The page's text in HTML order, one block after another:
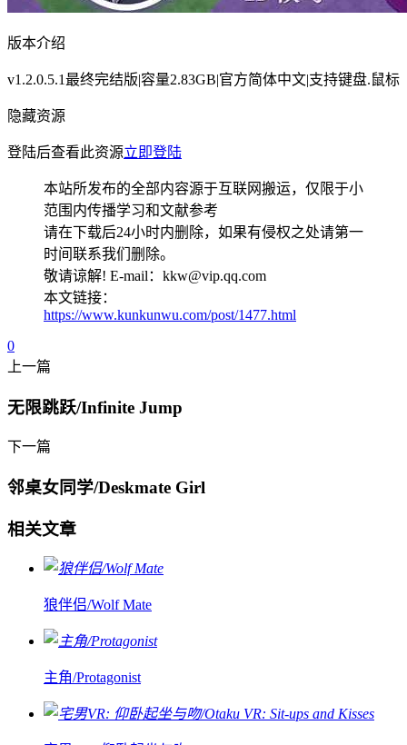
版本介绍
v1.2.0.5.1最终完结版|容量2.83GB|官方简体中文|支持键盘.鼠标
隐藏资源
登陆后查看此资源立即登陆
本站所发布的全部内容源于互联网搬运，仅限于小
范围内传播学习和文献参考
请在下载后24小时内删除，如果有侵权之处请第一
时间联系我们删除。
敬请谅解! E-mail：kkw@vip.qq.com
本文链接：
https://www.kunkunwu.com/post/1477.html
0
上一篇
无限跳跃/Infinite Jump
下一篇
邻桌女同学/Deskmate Girl
相关文章
狼伴侣/Wolf Mate
主角/Protagonist